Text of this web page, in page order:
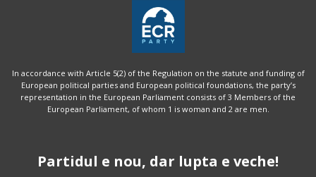
In accordance with Article 5(2) of the Regulation on the statute and funding of
European political parties and European political foundations, the party’s
representation in the European Parliament consists of 3 Members of the
European Parliament, of whom 1 is woman and 2 are men.
Partidul e nou, dar lupta e veche!